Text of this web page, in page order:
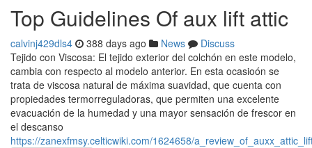
Top Guidelines Of aux lift attic
calvinj429dls4 388 days ago News
Discuss
Tejido con Viscosa: El tejido exterior del colchón en este modelo,
cambia con respecto al modelo anterior. En esta ocasioón se
trata de viscosa natural de máxima suavidad, que cuenta con
propiedades termorreguladoras, que permiten una excelente
evacuación de la humedad y una mayor sensación de frescor en
el descanso
https://zanexfmsy.celticwiki.com/1624658/